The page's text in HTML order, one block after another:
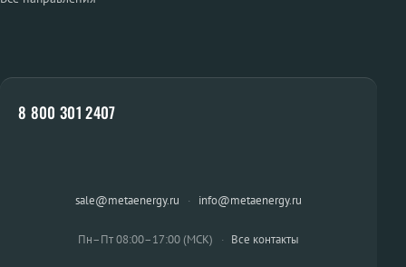
8 800 301 2407
sale@metaenergy.ru · info@metaenergy.ru
Пн–Пт 08:00–17:00 (МСК) · Все контакты